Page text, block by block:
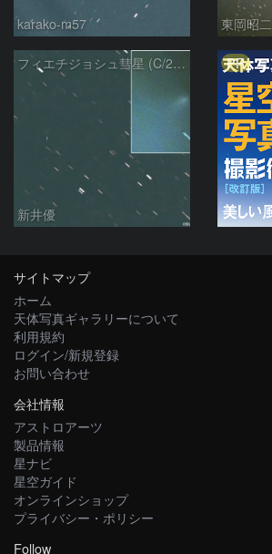
karako-m57 東岡昭二
フィエチジョシュ彗星 (C/2024E1)：2026/03/21
新井優
PR
サイトマップ
ホーム
天体写真ギャラリーについて
利用規約
ログイン/新規登録
お問い合わせ
会社情報
アストロアーツ
製品情報
星ナビ
星空ガイド
オンラインショップ
プライバシー・ポリシー
Follow